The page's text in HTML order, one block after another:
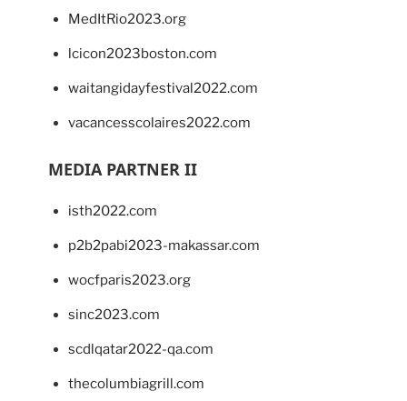
MedItRio2023.org
lcicon2023boston.com
waitangidayfestival2022.com
vacancesscolaires2022.com
MEDIA PARTNER II
isth2022.com
p2b2pabi2023-makassar.com
wocfparis2023.org
sinc2023.com
scdlqatar2022-qa.com
thecolumbiagrill.com